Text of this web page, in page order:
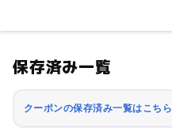
保存済み一覧
クーポンの保存済み一覧はこちら